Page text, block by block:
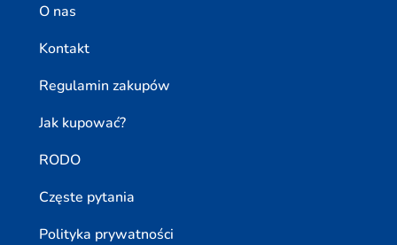
O nas
Kontakt
Regulamin zakupów
Jak kupować?
RODO
Częste pytania
Polityka prywatności